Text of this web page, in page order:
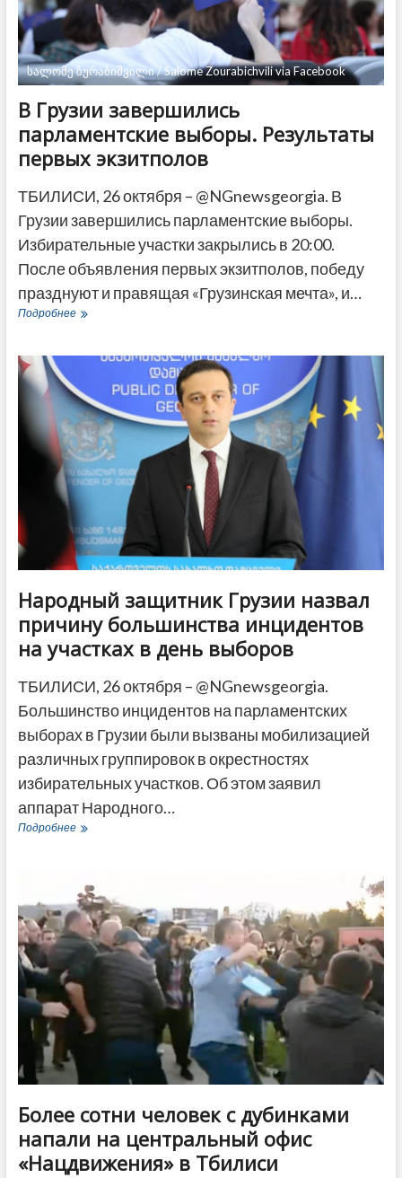
სალომე ზურაბიშვილი / Salome Zourabichvili via Facebook
В Грузии завершились
парламентские выборы. Результаты
первых экзитполов
ТБИЛИСИ, 26 октября – @NGnewsgeorgia. В
Грузии завершились парламентские выборы.
Избирательные участки закрылись в 20:00.
После объявления первых экзитполов, победу
празднуют и правящая «Грузинская мечта», и…
ПодробнееВ
парламентские
Результаты
первых
экзитполов
Народный защитник Грузии назвал
причину большинства инцидентов
на участках в день выборов
ТБИЛИСИ, 26 октября – @NGnewsgeorgia.
Большинство инцидентов на парламентских
выборах в Грузии были вызваны мобилизацией
различных группировок в окрестностях
избирательных участков. Об этом заявил
аппарат Народного…
ПодробнееНародный
причину
большинства
инцидентов
на
участках
день
выборов
Более сотни человек с дубинками
напали на центральный офис
«Нацдвижения» в Тбилиси